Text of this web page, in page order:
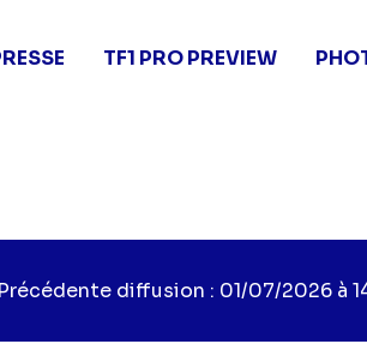
TF1 PRO PREVIEW
Précédente diffusion : 01/07/2026 à